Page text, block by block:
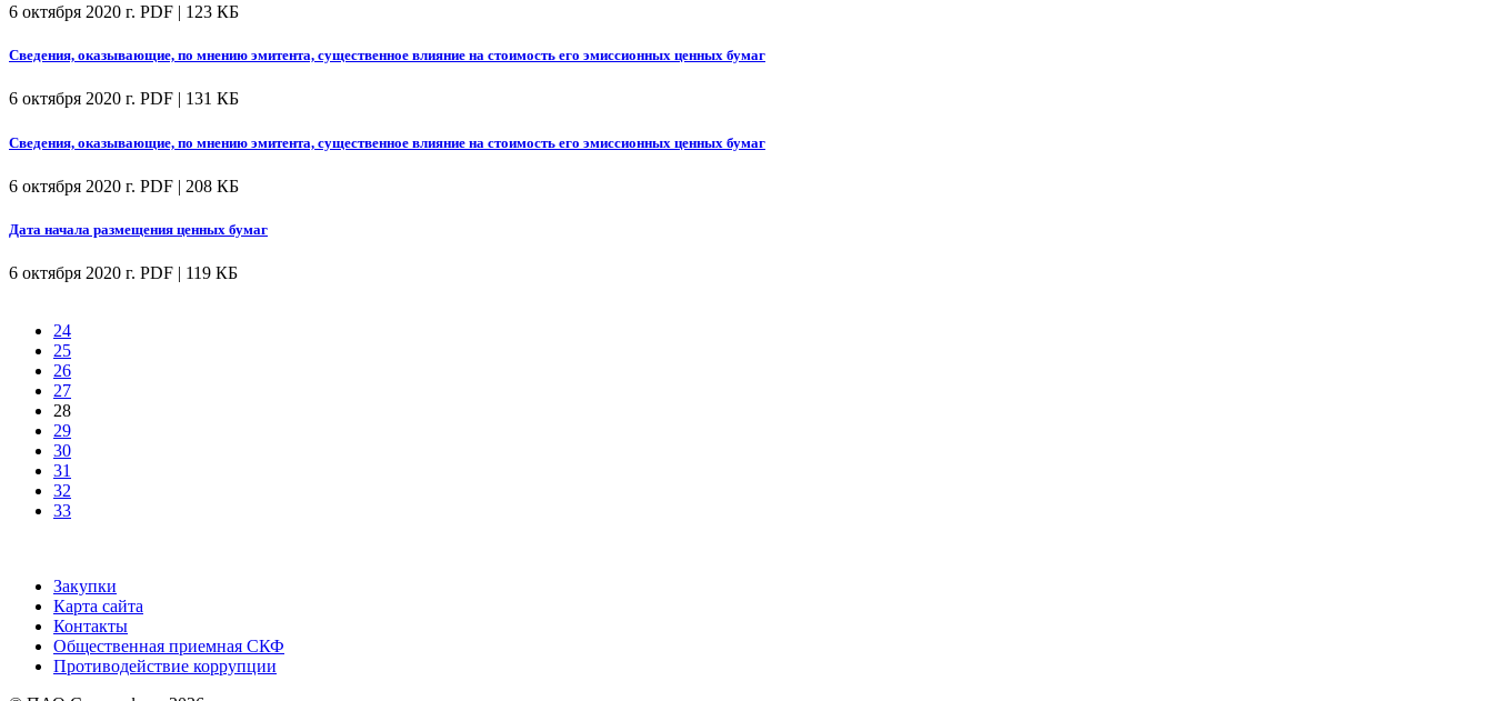
6 октября 2020 г. PDF | 123 КБ
Сведения, оказывающие, по мнению эмитента, существенное влияние на стоимость его эмиссионных ценных бумаг
6 октября 2020 г. PDF | 131 КБ
Сведения, оказывающие, по мнению эмитента, существенное влияние на стоимость его эмиссионных ценных бумаг
6 октября 2020 г. PDF | 208 КБ
Дата начала размещения ценных бумаг
6 октября 2020 г. PDF | 119 КБ
24
25
26
27
28
29
30
31
32
33
Закупки
Карта сайта
Контакты
Общественная приемная СКФ
Противодействие коррупции